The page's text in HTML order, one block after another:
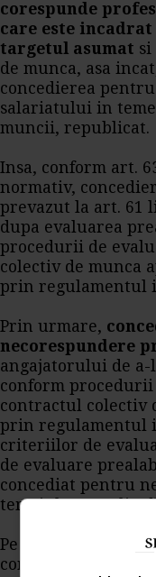
corespunde
care este
targetul asumat
de munca, asa
concedierea
salariatului in
muncii, republicat.
Insa, conform art.
normativ,
prevazut la art. 61
dupa evaluarea
procedurii de
colectiv de munca
prin regulamentul
Prin urmare,
necorespundere
angajatorului de
conform
contractul colectiv
prin regulamentul
criteriilor de
de evaluare
concediat pentru
temeiul art. 61 lit.
Pe cale de
concedierea